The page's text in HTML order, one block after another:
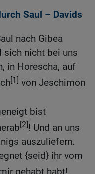
Saul – Davids
nach Gibea
sich nicht bei uns
in Horescha, auf
[1] von Jeschimon
bist
[2]! Und an uns
auszuliefern.
{seid} ihr vom